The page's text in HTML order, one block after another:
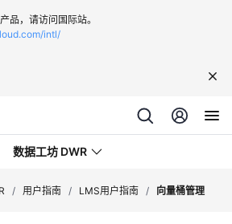
品，请访问国际站。
intl/
数据工坊 DWR
/ 用户指南 / LMS用户指南 / 向量桶管理